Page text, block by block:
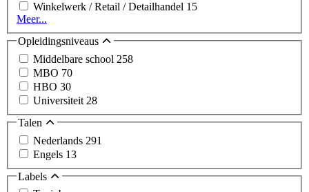
Winkelwerk / Retail / Detailhandel 15
Meer...
Opleidingsniveaus
Middelbare school 258
MBO 70
HBO 30
Universiteit 28
Talen
Nederlands 291
Engels 13
Labels